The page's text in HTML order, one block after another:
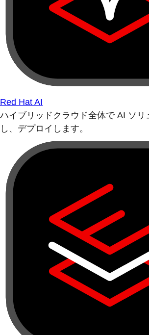
Red Hat AI
ハイブリッドクラウド全体で AI ソリ
し、デプロイします。